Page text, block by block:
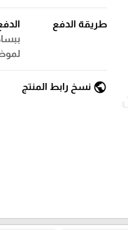
طريقة الدفع
public نسخ رابط المنتج